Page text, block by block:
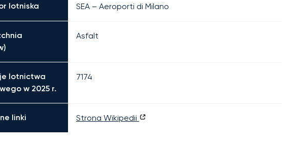
lotniska SEA – Aeroporti di Milano
Asfalt
lotnictwa
w 2025 r.
7174
linki Strona Wikipedii